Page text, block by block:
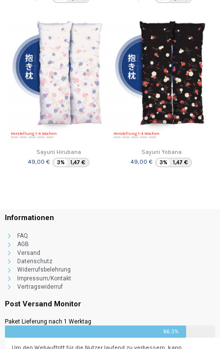
Herstellung 1-4 Wochen
Sayurii Hirubana
49,00 €
3% 1,47 €
Herstellung 1-4 Wochen
Sayurii Yobana
49,00 €
3% 1,47 €
Informationen
FAQ
AGB
Versand
Datenschutz
Widerrufsbelehrung
Impressum/Kontakt
Vertragswiderruf
Post Versand Monitor
Paket Lieferung nach 1 Werktag
86.3%